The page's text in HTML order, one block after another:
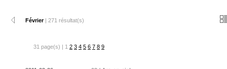
Février| 271 résultat(s)
31 page(s) | 1 2 3 4 5 6 7 8 9